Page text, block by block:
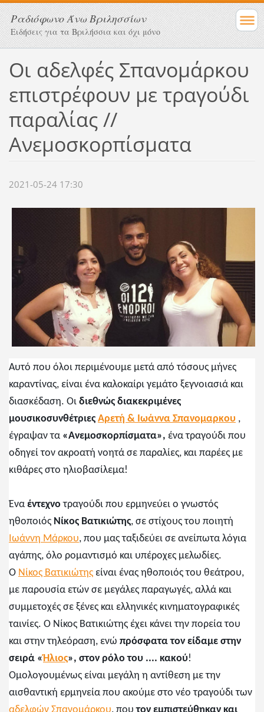
Ραδιόφωνο Άνω Βριλησσίων
Ειδήσεις για τα Βριλήσσια και όχι μόνο
Οι αδελφές Σπανομάρκου
επιστρέφουν με τραγούδι
παραλίας //
Ανεμοσκορπίσματα
2021-05-24 17:30
Αυτό που όλοι περιμένουμε μετά από τόσους μήνες
καραντίνας, είναι ένα καλοκαίρι γεμάτο ξεγνοιασιά και
διασκέδαση. Οι διεθνώς διακεκριμένες
μουσικοσυνθέτριες Αρετή & Ιωάννα Σπανομαρκου,
έγραψαν τα «Ανεμοσκορπίσματα», ένα τραγούδι που
οδηγεί τον ακροατή νοητά σε παραλίες, και παρέες με
κιθάρες στο ηλιοβασίλεμα!
Ένα έντεχνοτραγούδι που ερμηνεύει ο γνωστός
ηθοποιός Νίκος Βατικιώτης, σε στίχους του ποιητή
Ιωάννη Μάρκου, που μας ταξιδεύει σε ανείπωτα λόγια
αγάπης, όλο ρομαντισμό και υπέροχες μελωδίες.
Ο Νίκος Βατικιώτηςείναι ένας ηθοποιός του θεάτρου,
με παρουσία ετών σε μεγάλες παραγωγές, αλλά και
συμμετοχές σε ξένες και ελληνικές κινηματογραφικές
ταινίες. Ο Νίκος Βατικιώτης έχει κάνει την πορεία του
και στην τηλεόραση, ενώ πρόσφατα τον είδαμε στην
σειρά «Ήλιος», στον ρόλο του .... κακού!
Ομολογουμένως είναι μεγάλη η αντίθεση με την
αισθαντική ερμηνεία που ακούμε στο νέο τραγούδι των